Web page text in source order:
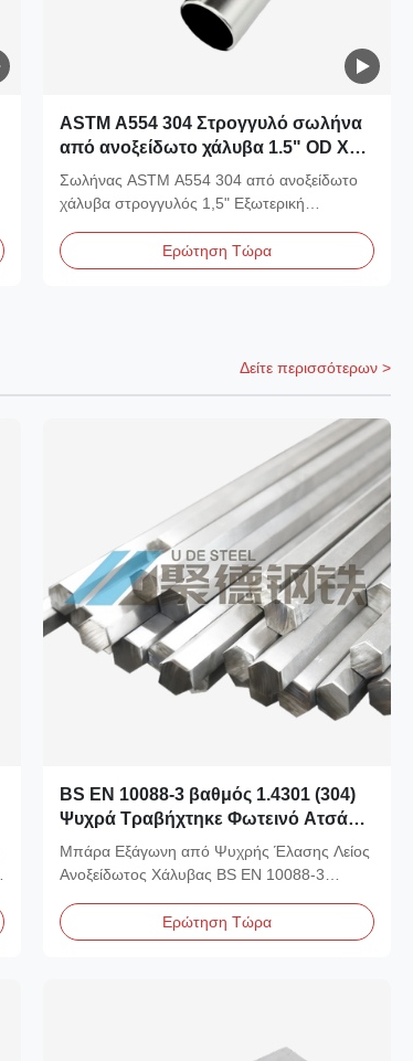
ASTM A554 304 Στρογγυλό σωλήνα
από ανοξείδωτο χάλυβα 1.5" OD X
0.065" Τείχος X 1.37" ID #8
Γυαλισμένο καθρέφτη
Σωλήνας ASTM A554 304 από ανοξείδωτο
χάλυβα στρογγυλός 1,5" Εξωτερική
Ερώτηση Τώρα
Δείτε περισσότερων >
BS EN 10088-3 βαθμός 1.4301 (304)
Ψυχρά Τραβήχτηκε Φωτεινό Ατσάλι
Hex Bar 3/4 "
Μπάρα Εξάγωνη από Ψυχρής Έλασης Λείος
Ανοξείδωτος Χάλυβας BS EN 10088-3
Ερώτηση Τώρα